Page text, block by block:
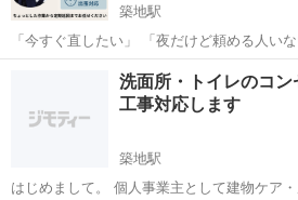
築地駅
「今すぐ直したい」 「夜だけど頼める人い
ルありませんか？ 📌 24時間対応もしています！ 深夜・早朝・急ぎ案
件もご相談ください。 コンセント増設、照明交換、スイッチ不良など
“ちょっとした電気工...
中央区 築地駅 電気工事
洗面所・トイレのコ
工事対応します
築地駅
はじめまして。 個人事業主として建物ケア